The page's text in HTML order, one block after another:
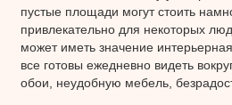
пустые площади могут стоить
привлекательно для некоторых
может иметь значение
все готовы ежедневно видеть
обои, неудобную мебель,